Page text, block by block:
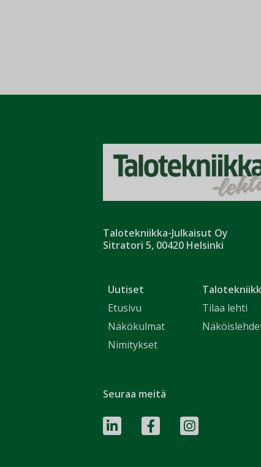
Talotekniikka-Julkaisut Oy
Sitratori 5, 00420 Helsinki
Uutiset
Etusivu
Näkökulmat
Nimitykset
Tilaa lehti
Seuraa meitä